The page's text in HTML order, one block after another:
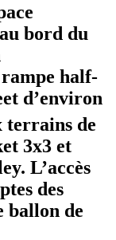
bord du
half-
d’environ
terrains de
3x3 et
L’accès
des
ballon de